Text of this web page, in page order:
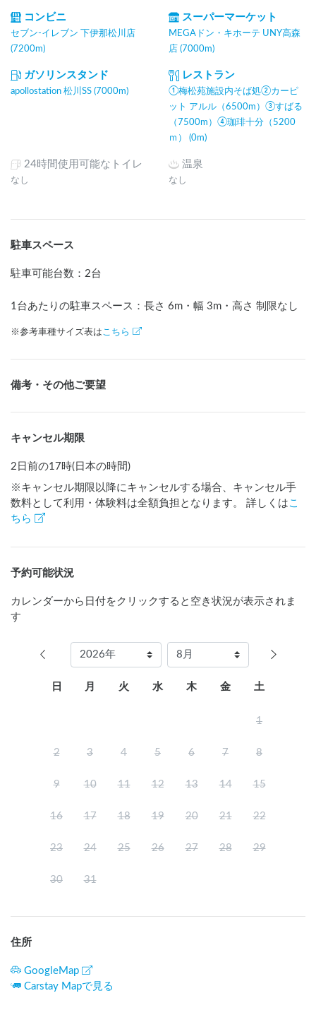
コンビニ
セブン-イレブン 下伊那松川店
(7200m)
スーパーマーケット
MEGAドン・キホーテ UNY高森
店 (7000m)
ガソリンスタンド
apollostation 松川SS (7000m)
レストラン
①梅松苑施設内そば処②カーピ
ット アルル（6500m）③すばる
（7500m）④珈琲十分（5200
ｍ） (0m)
24時間使用可能なトイレ
なし
温泉
なし
駐車スペース
駐車可能台数 ： 2台
1台あたりの駐車スペース：長さ 6m ・幅 3m ・高さ 制限なし
※参考車種サイズ表は こちら
備考・その他ご要望
キャンセル期限
2日前の17時(日本の時間)
※キャンセル期限以降にキャンセルする場合、キャンセル手
数料として利用・体験料は全額負担となります。 詳しくは こ
ちら
予約可能状況
カレンダーから日付をクリックすると空き状況が表示されま
す
日 月 火 水 木 金 土
1
2 3 4 5 6 7 8
9 10 11 12 13 14 15
16 17 18 19 20 21 22
23 24 25 26 27 28 29
30 31
住所
GoogleMap
Carstay Mapで見る